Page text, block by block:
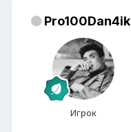
Pro100Dan4ik
Игрок